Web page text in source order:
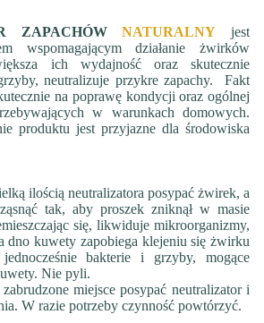
ZAPACHÓWNATURALNY jest
wspomagającym działanie żwirków
ich wydajność oraz skutecznie
neutralizuje przykre zapachy. Fakt
na poprawę kondycji oraz ogólnej
w warunkach domowych.
produktu jest przyjazne dla środowiska
ilością neutralizatora posypać żwirek, a
tak, aby proszek zniknął w masie
się, likwiduje mikroorganizmy,
dno kuwety zapobiega klejeniu się żwirku
bakterie i grzyby, mogące
Nie pyli.
miejsce posypać neutralizator i
W razie potrzeby czynność powtórzyć.